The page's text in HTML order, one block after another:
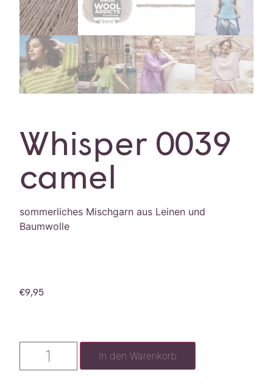
Whisper 0039
camel
sommerliches Mischgarn aus Leinen und
Baumwolle
€9,95
In den Warenkorb